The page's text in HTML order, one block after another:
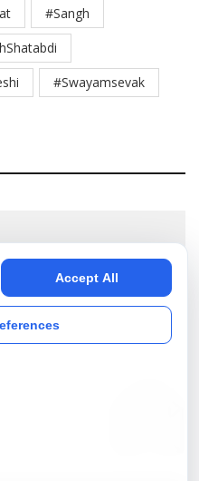
#Sangh
#Swayamsevak
the best stories into
Accept All